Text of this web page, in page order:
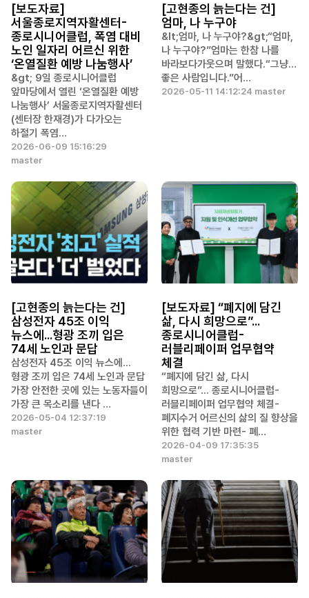
[보도자료]
서울종로지역자활센터-
종로시니어클럽, 폭염 대비
노인 일자리 어르신 위한
‘온열질환 예방 나눔행사’
&gt; 9일 종로시니어클럽
앞마당에서 열린 ‘온열질환 예방
나눔행사’ 서울종로지역자활센터
(센터장 한재경)가 다가오는
하절기 폭염…
2026-06-09 15:16:29
master
[고현종의 늙는다는 건]
엄마, 나 누구야
&lt;엄마, 나 누구야?&gt;“엄마,
나 누구야?”엄마는 한참 나를
바라보다가웃으며 말했다.“그냥…
좋은 사람입니다.”어…
2026-05-11 14:12:24 master
[고현종의 늙는다는 건]
삼성전자 45조 이익
뉴스에...형광 조끼 입은
74세 노인과 문답
삼성전자 45조 이익 뉴스에...
형광 조끼 입은 74세 노인과 문답
가장 안전한 곳에 있는 노동자들이
가장 큰 목소리를 낸다 …
2026-05-04 12:37:19
master
[보도자료] “폐지에 담긴
삶, 다시 희망으로”...
종로시니어클럽-
러블리페이퍼 업무협약
체결
“폐지에 담긴 삶, 다시
희망으로”... 종로시니어클럽-
러블리페이퍼 업무협약 체결-
폐지수거 어르신의 삶의 질 향상을
위한 협력 기반 마련- 폐…
2026-04-09 17:35:35
master